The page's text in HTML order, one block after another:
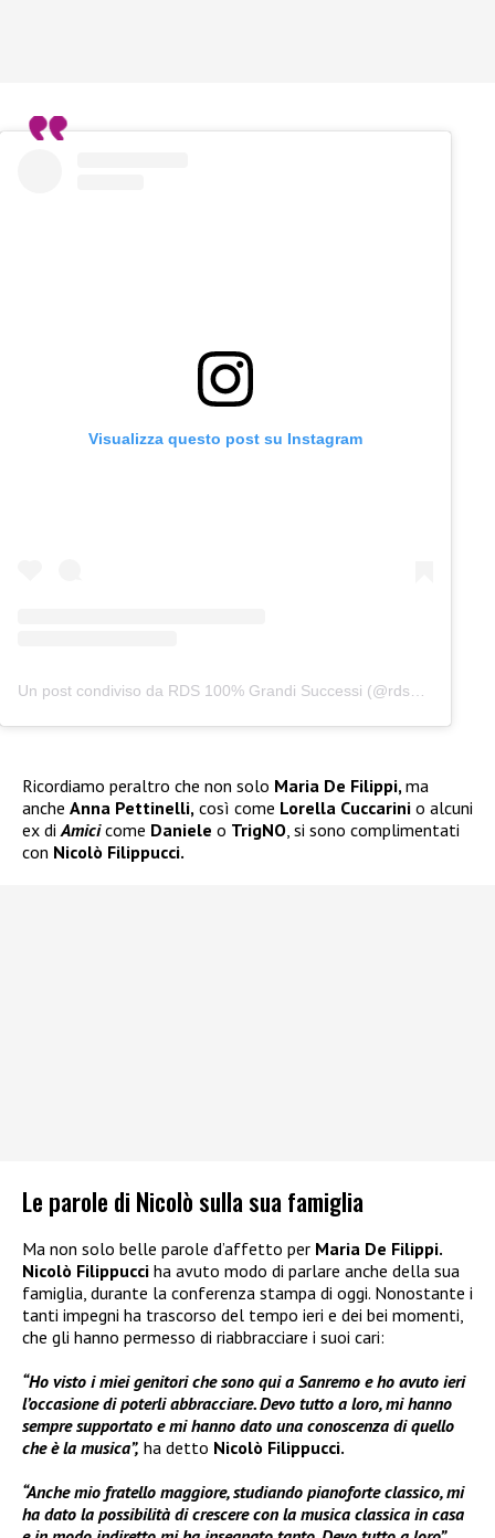
Visualizza questo post su Instagram
Un post condiviso da RDS 100% Grandi Successi (@rds_official)
Ricordiamo peraltro che non solo Maria De Filippi,ma
anche Anna Pettinelli, così come Lorella Cuccarini o alcuni
ex diAmicicome Daniele o TrigNO, si sono complimentati
con Nicolò Filippucci.
Le parole di Nicolò sulla sua famiglia
Ma non solo belle parole d’affetto per Maria De Filippi.
Nicolò Filippucci ha avuto modo di parlare anche della sua
famiglia, durante la conferenza stampa di oggi. Nonostante i
tanti impegni ha trascorso del tempo ieri e dei bei momenti,
che gli hanno permesso di riabbracciare i suoi cari:
“Ho visto i miei genitori che sono qui a Sanremo e ho avuto ieri
l’occasione di poterli abbracciare. Devo tutto a loro, mi hanno
sempre supportato e mi hanno dato una conoscenza di quello
che è la musica”, ha detto Nicolò Filippucci.
“Anche mio fratello maggiore, studiando pianoforte classico, mi
ha dato la possibilità di crescere con la musica classica in casa